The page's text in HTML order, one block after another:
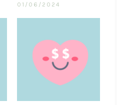
01/06/2024